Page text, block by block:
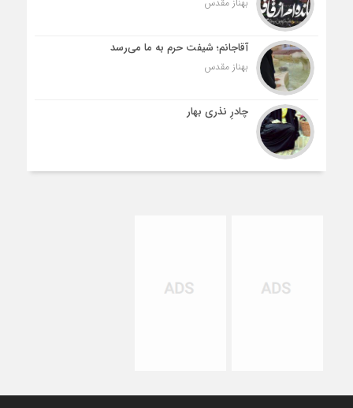
آقاجانم؛ شیفت حرم به ما می‌رسد
بهناز مقدس
چادرِ نذری بهار